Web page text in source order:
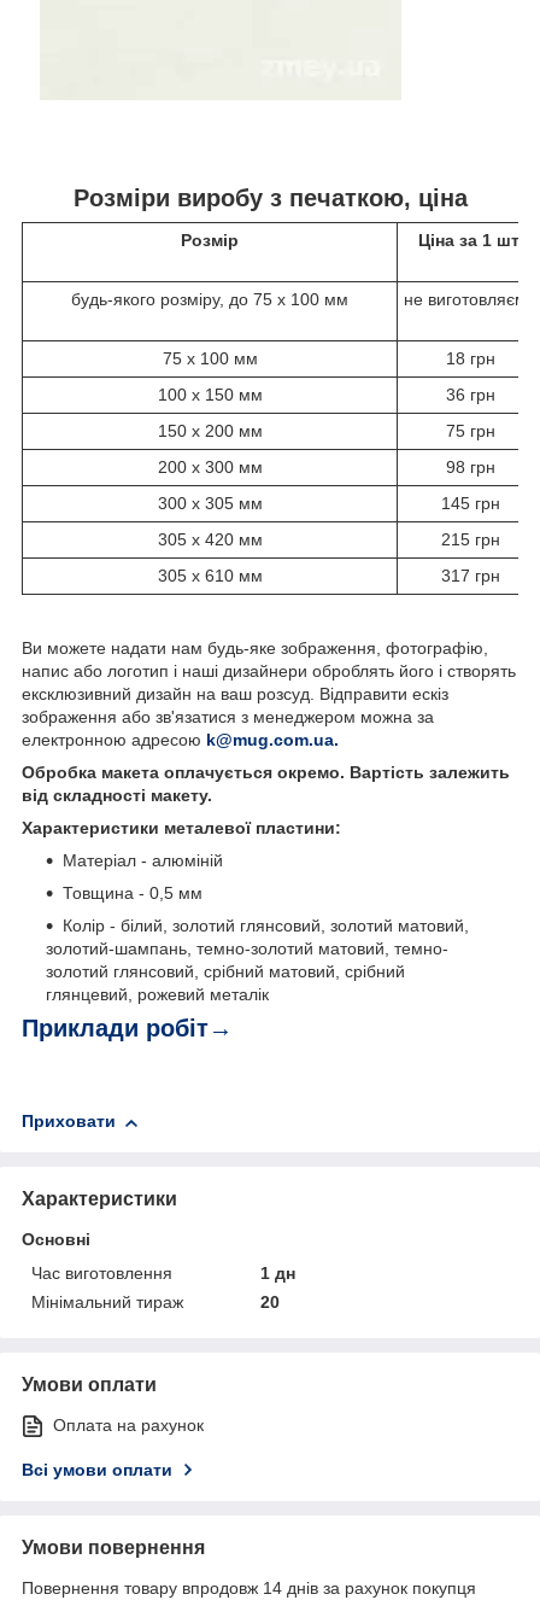
Розміри виробу з печаткою, ціна
Розмір Ціна за 1 шт.
будь-якого розміру, до 75 х 100 мм не виготовляємо
75 х 100 мм
18 грн
100 х 150 мм
36 грн
150 х 200 мм
75 грн
200 х 300 мм
98 грн
300 х 305 мм
145 грн
305 х 420 мм
215 грн
305 х 610 мм
317 грн
Ви можете надати нам будь-яке зображення, фотографію,
напис або логотип і наші дизайнери оброблять його і створять
ексклюзивний дизайн на ваш розсуд. Відправити ескіз
зображення або зв'язатися з менеджером можна за
електронною адресою k@mug.com.ua.
Обробка макета оплачується окремо. Вартість залежить
від складності макету.
Характеристики металевої пластини:
Матеріал - алюміній
Товщина - 0,5 мм
Колір - білий, золотий глянсовий, золотий матовий,
золотий-шампань, темно-золотий матовий, темно-
золотий глянсовий, срібний матовий, срібний
глянцевий, рожевий металік
Приклади робіт→
Приховати
Характеристики
Основні
Час виготовлення
1 дн
Мінімальний тираж
20
Умови оплати
Оплата на рахунок
Всі умови оплати
Умови повернення
Повернення товару впродовж 14 днів за рахунок покупця